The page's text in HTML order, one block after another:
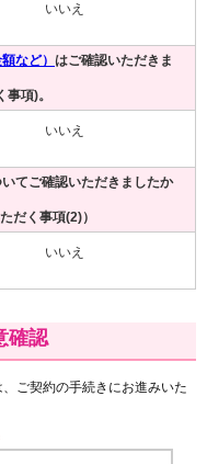
いいえ
など） はご確認いただきま
項)。
いいえ
てご確認いただきましたか
だく事項(2)）
いいえ
確認
ご契約の手続きにお進みいた